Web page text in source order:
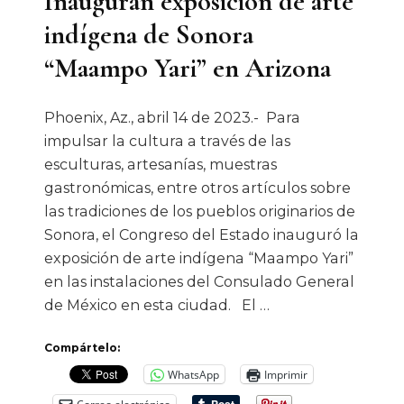
indígena de Sonora
“Maampo Yari” en Arizona
Phoenix, Az., abril 14 de 2023.- Para
impulsar la cultura a través de las
esculturas, artesanías, muestras
gastronómicas, entre otros artículos sobre
las tradiciones de los pueblos originarios de
Sonora, el Congreso del Estado inauguró la
exposición de arte indígena “Maampo Yari”
en las instalaciones del Consulado General
de México en esta ciudad. El …
Compártelo:
WhatsApp
Imprimir